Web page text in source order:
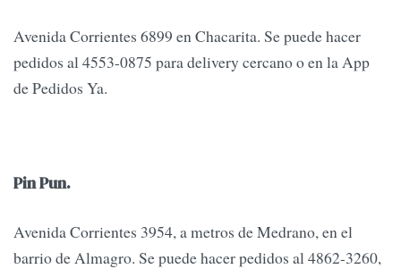
Avenida Corrientes 6899 en Chacarita. Se puede hacer
pedidos al 4553-0875 para delivery cercano o en la App
de Pedidos Ya.
Pin Pun.
Avenida Corrientes 3954, a metros de Medrano, en el
barrio de Almagro. Se puede hacer pedidos al 4862-3260,